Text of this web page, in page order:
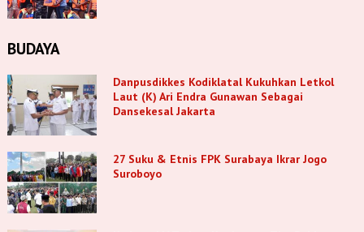
BUDAYA
Danpusdikkes Kodiklatal Kukuhkan Letkol
Laut (K) Ari Endra Gunawan Sebagai
Dansekesal Jakarta
27 Suku & Etnis FPK Surabaya Ikrar Jogo
Suroboyo